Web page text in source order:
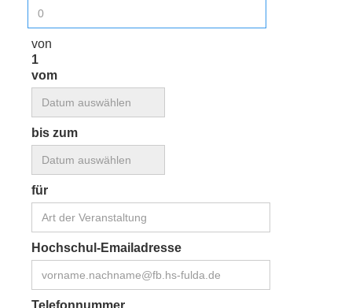
von
1
vom
bis zum
für
Hochschul-Emailadresse
Telefonnummer